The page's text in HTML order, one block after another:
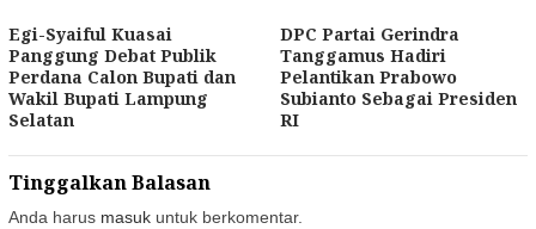
Egi-Syaiful Kuasai
Panggung Debat Publik
Perdana Calon Bupati dan
Wakil Bupati Lampung
Selatan
DPC Partai Gerindra
Tanggamus Hadiri
Pelantikan Prabowo
Subianto Sebagai Presiden
RI
Tinggalkan Balasan
Anda harus masuk untuk berkomentar.